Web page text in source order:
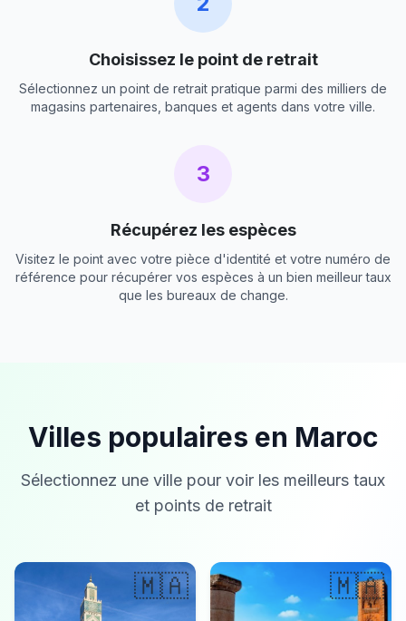
Choisissez le point de retrait
Sélectionnez un point de retrait pratique parmi des milliers de
magasins partenaires, banques et agents dans votre ville.
3
Récupérez les espèces
Visitez le point avec votre pièce d'identité et votre numéro de
référence pour récupérer vos espèces à un bien meilleur taux
que les bureaux de change.
Villes populaires en Maroc
Sélectionnez une ville pour voir les meilleurs taux
et points de retrait
🇲🇦 🇲🇦